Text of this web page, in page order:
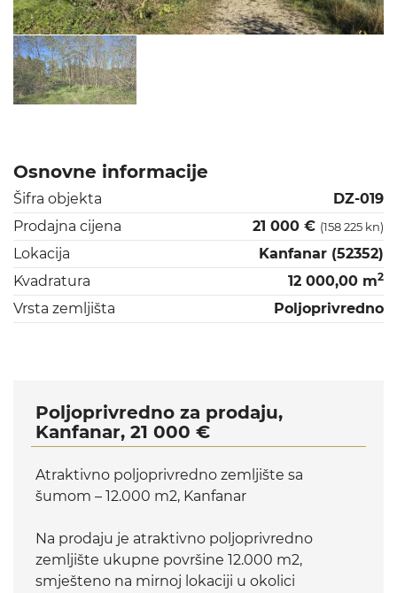
Osnovne informacije
Šifra objekta
DZ-019
Prodajna cijena
21 000 € (158 225 kn)
Lokacija
Kanfanar (52352)
Kvadratura
12 000,00 m2
Vrsta zemljišta Poljoprivredno
Poljoprivredno za prodaju,
Kanfanar, 21 000 €
Atraktivno poljoprivredno zemljište sa
šumom – 12.000 m2, Kanfanar
Na prodaju je atraktivno poljoprivredno
zemljište ukupne površine 12.000 m2,
smješteno na mirnoj lokaciji u okolici